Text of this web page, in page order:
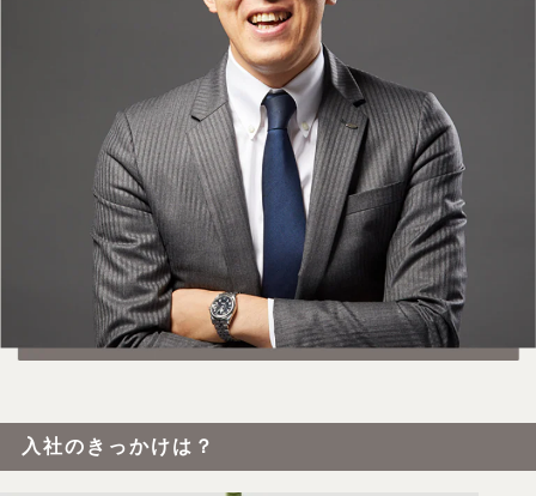
入社のきっかけは？